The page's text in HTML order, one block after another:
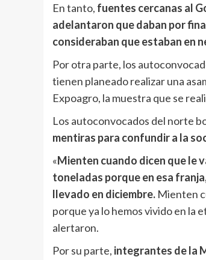
En tanto, fuentes cercanas al
adelantaron que daban por
consideraban que estaban en
Por otra parte, los
tienen planeado realizar una
Expoagro, la muestra que se
Los autoconvocados del norte
mentiras para confundir a la
«Mienten cuando dicen que le
toneladas porque en esa
llevado en diciembre. Mienten
porque ya lo hemos vivido en la
alertaron.
Por su parte, integrantes de la